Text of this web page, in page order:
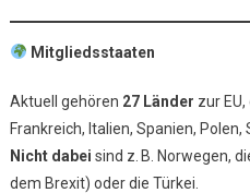
Mitgliedsstaaten
Aktuell gehören 27 Länder zur
Frankreich, Italien, Spanien,
Nicht dabei sind z. B. Norwegen,
dem Brexit) oder die Türkei.